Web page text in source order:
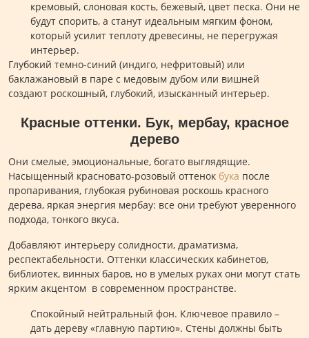
кремовый, слоновая кость, бежевый, цвет песка. Они не
будут спорить, а станут идеальным мягким фоном,
который усилит теплоту древесины, не перегружая
интерьер.
Глубокий темно-синий (индиго, нефритовый) или
баклажановый в паре с медовым дубом или вишней
создают роскошный, глубокий, изысканный интерьер.
Красные оттенки. Бук, мербау, красное
дерево
Они смелые, эмоциональные, богато выглядящие.
Насыщенный красновато-розовый оттенок бука после
пропаривания, глубокая рубиновая роскошь красного
дерева, яркая энергия мербау: все они требуют уверенного
подхода, тонкого вкуса.
Добавляют интерьеру солидности, драматизма,
респектабельности. Оттенки классических кабинетов,
библиотек, винных баров, но в умелых руках они могут стать
ярким акцентом в современном пространстве.
Спокойный нейтральный фон. Ключевое правило –
дать дереву «главную партию». Стены должны быть